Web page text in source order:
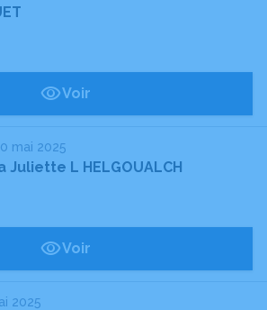
Voir
mai 2025
Juliette L HELGOUALCH
Voir
2025